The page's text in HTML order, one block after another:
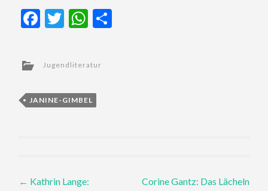
Facebook
TwitterWhatsApp
Jugendliteratur
JANINE-GIMBEL
Post
← Kathrin Lange:
Corine Gantz: Das Lächeln